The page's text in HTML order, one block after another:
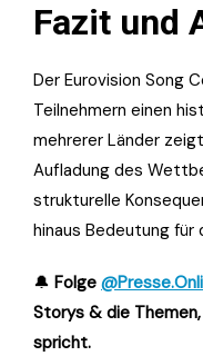
Fazit und
Der Eurovision Song
Teilnehmern einen
mehrerer Länder
Aufladung des
strukturelle
hinaus Bedeutung für
🔔 Folge
Storys & die
spricht.